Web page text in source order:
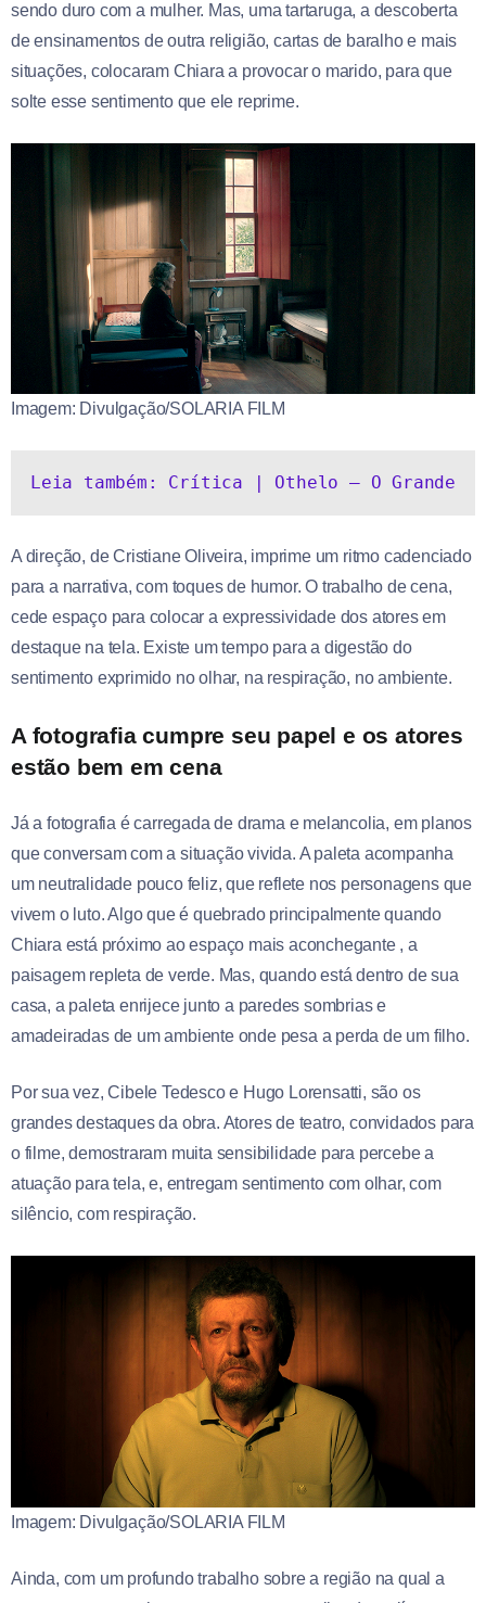
sendo duro com a mulher. Mas, uma tartaruga, a descoberta
de ensinamentos de outra religião, cartas de baralho e mais
situações, colocaram Chiara a provocar o marido, para que
solte esse sentimento que ele reprime.
Imagem: Divulgação/SOLARIA FILM
Leia também: Crítica | Othelo – O Grande
A direção, de Cristiane Oliveira, imprime um ritmo cadenciado
para a narrativa, com toques de humor. O trabalho de cena,
cede espaço para colocar a expressividade dos atores em
destaque na tela. Existe um tempo para a digestão do
sentimento exprimido no olhar, na respiração, no ambiente.
A fotografia cumpre seu papel e os atores
estão bem em cena
Já a fotografia é carregada de drama e melancolia, em planos
que conversam com a situação vivida. A paleta acompanha
um neutralidade pouco feliz, que reflete nos personagens que
vivem o luto. Algo que é quebrado principalmente quando
Chiara está próximo ao espaço mais aconchegante , a
paisagem repleta de verde. Mas, quando está dentro de sua
casa, a paleta enrijece junto a paredes sombrias e
amadeiradas de um ambiente onde pesa a perda de um filho.
Por sua vez, Cibele Tedesco e Hugo Lorensatti, são os
grandes destaques da obra. Atores de teatro, convidados para
o filme, demostraram muita sensibilidade para percebe a
atuação para tela, e, entregam sentimento com olhar, com
silêncio, com respiração.
Imagem: Divulgação/SOLARIA FILM
Ainda, com um profundo trabalho sobre a região na qual a